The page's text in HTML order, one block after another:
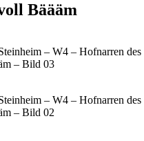
Bäääm
– W4 – Hofnarren des
– Bild 03
– W4 – Hofnarren des
– Bild 02